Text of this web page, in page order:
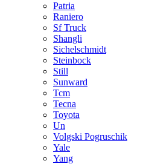
Patria
Raniero
Sf Truck
Shangli
Sichelschmidt
Steinbock
Still
Sunward
Tcm
Tecna
Toyota
Un
Volgski Pogruschik
Yale
Yang